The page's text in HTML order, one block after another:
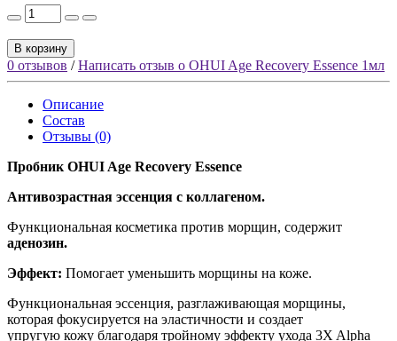
В корзину
0 отзывов /Написать отзыв о OHUI Age Recovery Essence 1мл
Описание
Состав
Отзывы (0)
Пробник OHUI Age Recovery Essence
Антивозрастная эссенция с коллагеном.
Функциональная косметика против морщин, содержит
аденозин.
Эффект: Помогает уменьшить морщины на коже.
Функциональная эссенция, разглаживающая морщины,
которая фокусируется на эластичности и создает
упругую кожу благодаря тройному эффекту ухода 3X Alpha